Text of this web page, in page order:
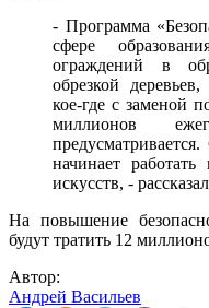
- Программа
сфере
ограждений в
обрезкой
кое-где с заменой
миллионов
начинает
искусств, -
На повышение
будут тратить 12
Автор:
Андрей Васильев